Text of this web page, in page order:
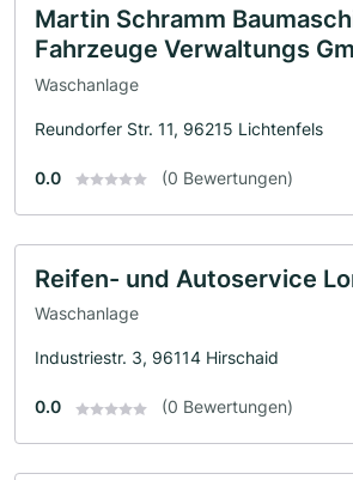
Martin Schramm
Fahrzeuge Verwaltungs
Waschanlage
Reundorfer Str. 11, 96215 Lichtenfels
0.0 (0 Bewertungen)
Reifen- und Autoservice
Waschanlage
Industriestr. 3, 96114 Hirschaid
0.0 (0 Bewertungen)